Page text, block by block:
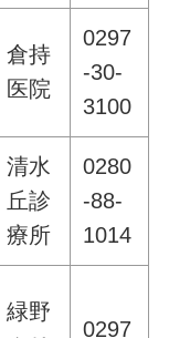
倉持
医院
0297
-30-
3100
清水
丘診
療所
0280
-88-
1014
緑野
0297